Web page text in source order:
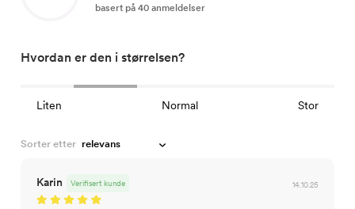
basert på 40 anmeldelser
Hvordan er den i størrelsen?
Liten Normal Stor
Sorter etter
Karin 14.10.25
Verifisert kunde